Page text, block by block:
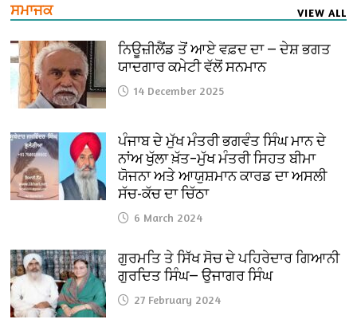
ਸਮਾਜਕ VIEW ALL
ਨਿਊਜ਼ੀਲੈਂਡ ਤੋਂ ਆਏ ਵਫ਼ਦ ਦਾ — ਦੇਸ਼ ਭਗਤ
ਯਾਦਗਾਰ ਕਮੇਟੀ ਵੱਲੋਂ ਸਨਮਾਨ
14 December 2025
ਪੰਜਾਬ ਦੇ ਮੁੱਖ ਮੰਤਰੀ ਭਗਵੰਤ ਸਿੰਘ ਮਾਨ ਦੇ
ਨਾਂਅ ਖੁੱਲਾ ਖ਼ੱਤ–ਮੁੱਖ ਮੰਤਰੀ ਸਿਹਤ ਬੀਮਾ
ਯੋਜਨਾ ਅਤੇ ਆਯੁਸ਼ਮਾਨ ਕਾਰਡ ਦਾ ਅਸਲੀ
ਸੱਚ-ਕੱਚ ਦਾ ਚਿੱਠਾ
6 March 2024
ਗੁਰਮਤਿ ਤੇ ਸਿੱਖ ਸੋਚ ਦੇ ਪਹਿਰੇਦਾਰ ਗਿਆਨੀ
ਗੁਰਦਿਤ ਸਿੰਘ— ਉਜਾਗਰ ਸਿੰਘ
27 February 2024